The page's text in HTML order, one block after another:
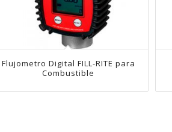
Flujometro Digital FILL-RITE para
Combustible